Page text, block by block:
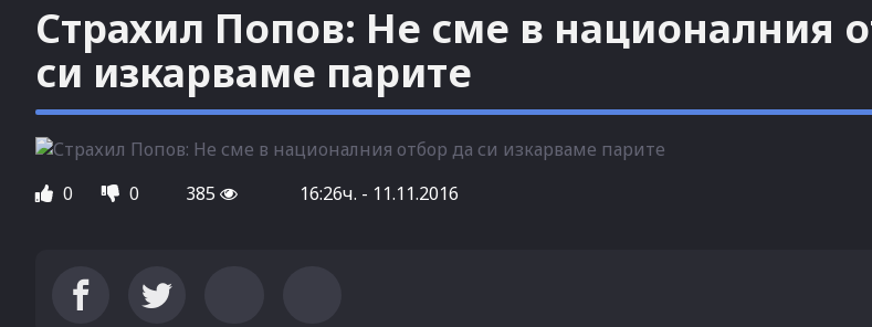
Страхил Попов: Не сме в националния
си изкарваме парите
0 0 385 16:26ч. - 11.11.2016